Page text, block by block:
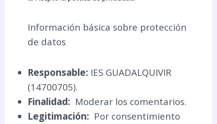
Información básica sobre protección
de datos
Responsable: IES GUADALQUIVIR
(14700705).
Finalidad: Moderar los comentarios.
Legitimación: Por consentimiento